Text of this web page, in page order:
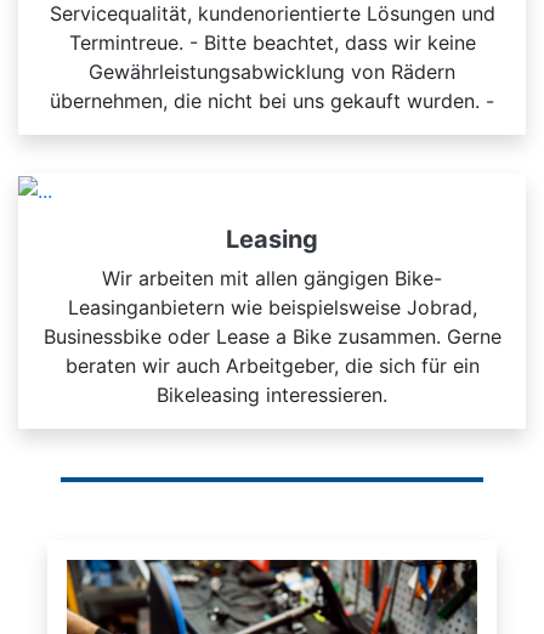
Servicequalität, kundenorientierte Lösungen und
Termintreue. - Bitte beachtet, dass wir keine
Gewährleistungsabwicklung von Rädern
übernehmen, die nicht bei uns gekauft wurden. -
Leasing
Wir arbeiten mit allen gängigen Bike-
Leasinganbietern wie beispielsweise Jobrad,
Businessbike oder Lease a Bike zusammen. Gerne
beraten wir auch Arbeitgeber, die sich für ein
Bikeleasing interessieren.